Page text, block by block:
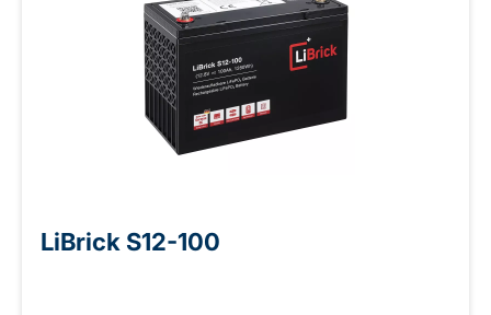
LiBrick S12-100